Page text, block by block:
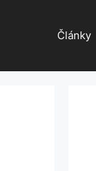
Články